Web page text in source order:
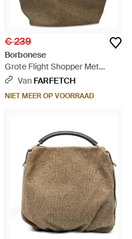
€ 239
Borbonese
Grote Flight Shopper Met
Canvas Print - Bruin
Van FARFETCH
NIET MEER OP VOORRAAD